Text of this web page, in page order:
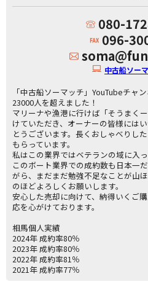
080-
096-
中古船ソー
「中古船ソーマッチ」YouTubeチャ
23000人を超えました！
マリーナや漁港に行けば「そうまく
けていただき、オーナーの皆様には
とうございます。長くおしゃべりし
もらっています。
私はこの業界ではベテランの域に入
このボート業界での成約数も日本一
がら、まだまだ勉強不足なことが山
のほどよろしくお願いします。
安心した売却に向けて、納得いくご
応を心がけております。
相馬個人実績
2024年 成約率80％
2023年 成約率80％
2022年 成約率81％
2021年 成約率77％